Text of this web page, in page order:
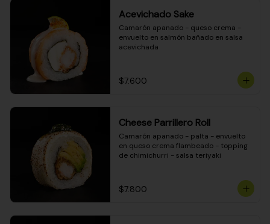
Acevichado Sake
Camarón apanado - queso crema -
envuelto en salmón bañado en salsa
acevichada
$7.600
Cheese Parrillero Roll
Camarón apanado - palta - envuelto
en queso crema flambeado - topping
de chimichurri - salsa teriyaki
$7.800